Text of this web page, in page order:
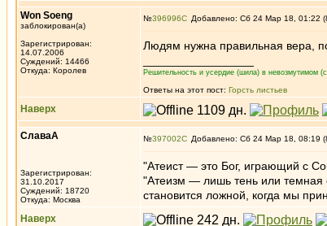
Won Soeng
заблокирован(а)
Зарегистрирован:
14.07.2006
Суждений: 14466
Откуда: Королев
№396996 Добавлено: Сб 24 Мар 18, 01:22
Людям нужна правильная вера,
Решительность и усердие (шила) в невозмутимом
Ответы на этот пост: Горсть листьев
Наверх
СлаваА
Зарегистрирован:
31.10.2017
Суждений: 18720
Откуда: Москва
№397002 Добавлено: Сб 24 Мар 18, 08:19
"Атеист — это Бог, играющий с
"Атеизм — лишь тень или темная
становится ложной, когда мы
Наверх